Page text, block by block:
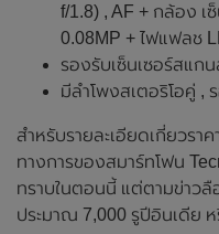
f/1.8) , AF + กล้อง เ
0.08MP + ไฟแฟลช
รองรับเซ็นเซอร์สแก
มีลำโพงสเตอริโอคู่ ,
สำหรับรายละเอียดเกี่ยวรา
ทางการของสมาร์ทโฟน
ทราบในตอนนี้ แต่ตามข่าวลื
ประมาณ 7,000 รูปีอินเดีย